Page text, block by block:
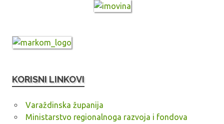
KORISNI LINKOVI
Varaždinska županija
Ministarstvo regionalnoga razvoja i fondova